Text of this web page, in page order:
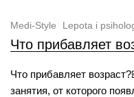
Medi-Style Lepota i
Что прибавляет
Что прибавляет
занятия, от которого